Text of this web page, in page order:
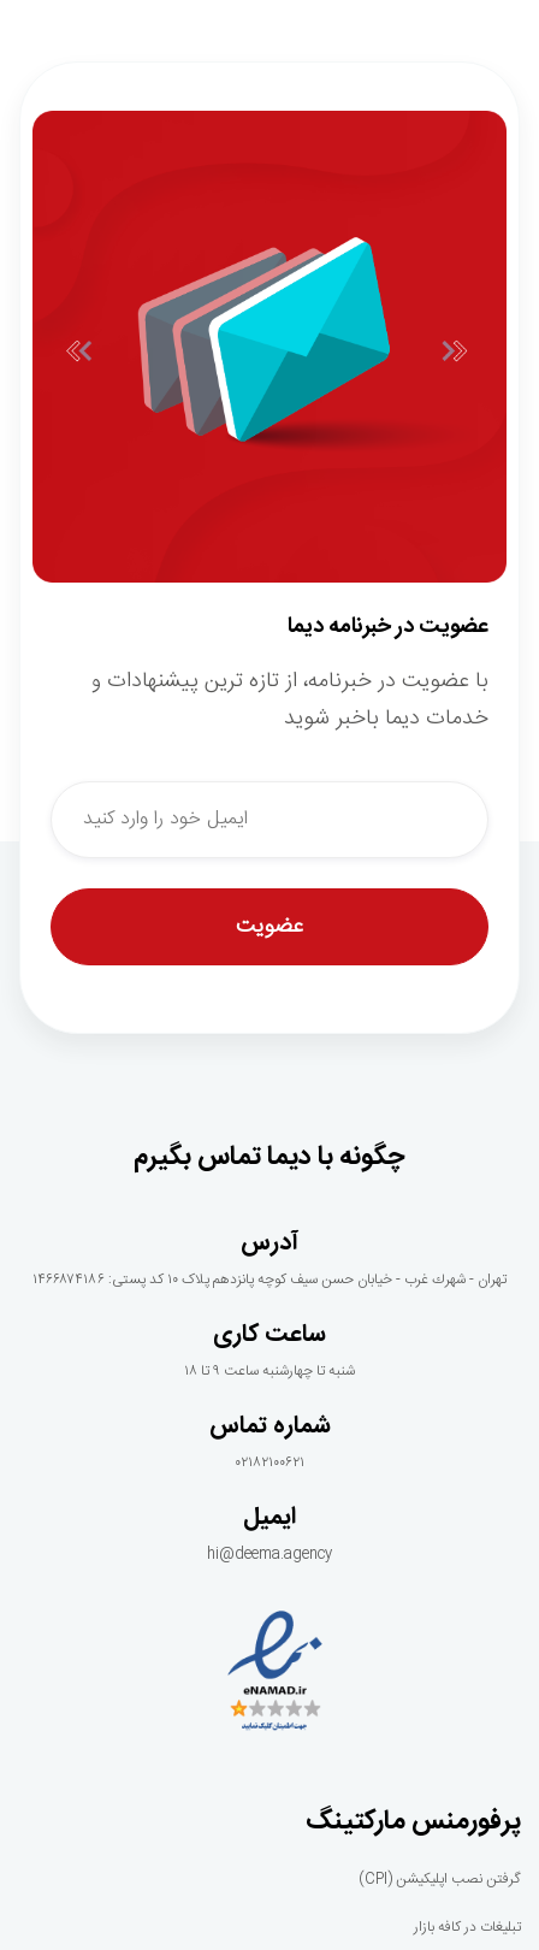
عضویت در خبرنامه دیما
با عضویت در خبرنامه، از تازه ترین پیشنهادات و
خدمات دیما باخبر شوید
چگونه با دیما تماس بگیرم
آدرس
تهران - شهرك غرب - خيابان حسن سيف كوچه پانزدهم پلاک ١٠ کد پستی: ۱۴۶۶۸۷۴۱۸۶
ساعت کاری
شنبه تا چهارشنبه ساعت ۹ تا ۱۸
شماره تماس
۰۲۱۸۲۱۰۰۶۲۱
ایمیل
hi@deema.agency
پرفورمنس مارکتینگ
گرفتن نصب اپلیکیشن (CPI)
تبلیغات در کافه بازار